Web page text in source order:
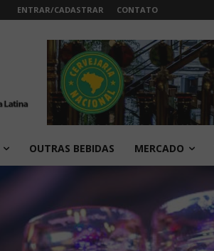
ENTRAR/CADASTRAR CONTATO
OUTRAS BEBIDAS MERCADO